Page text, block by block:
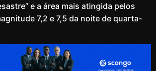
e a área mais atingida pelos
7,2 e 7,5 da noite de quarta-